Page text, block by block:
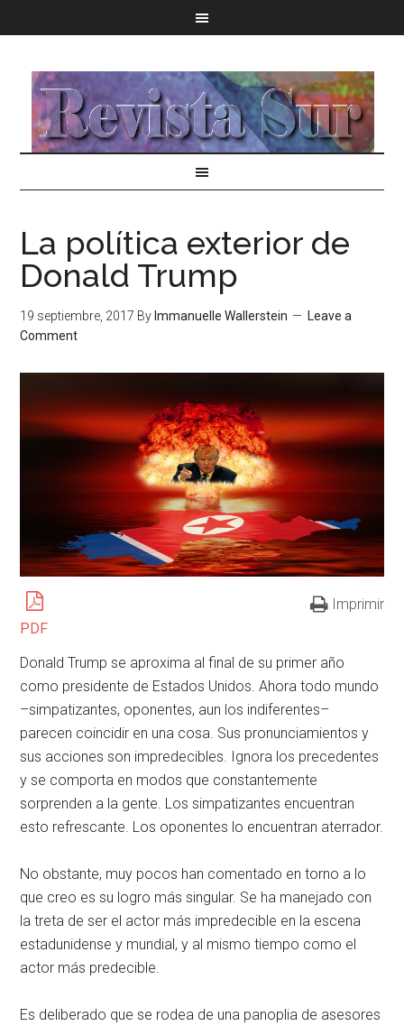
La política exterior de
Donald Trump
19 septiembre, 2017 By Immanuelle Wallerstein
Leave a
Comment
PDF
Imprimir
Donald Trump se aproxima al final de su primer año
como presidente de Estados Unidos. Ahora todo mundo
–simpatizantes, oponentes, aun los indiferentes–
parecen coincidir en una cosa. Sus pronunciamientos y
sus acciones son impredecibles. Ignora los precedentes
y se comporta en modos que constantemente
sorprenden a la gente. Los simpatizantes encuentran
esto refrescante. Los oponentes lo encuentran aterrador.
No obstante, muy pocos han comentado en torno a lo
que creo es su logro más singular. Se ha manejado con
la treta de ser el actor más impredecible en la escena
estadunidense y mundial, y al mismo tiempo como el
actor más predecible.
Es deliberado que se rodea de una panoplia de asesores